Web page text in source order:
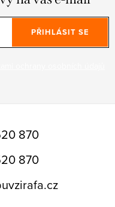
PŘIHLÁSIT SE
870
870